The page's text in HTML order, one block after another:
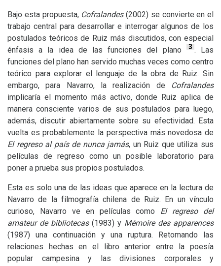
Bajo esta propuesta, Cofralandes (2002) se convierte en el
trabajo central para desarrollar e interrogar algunos de los
postulados teóricos de Ruiz más discutidos, con especial
énfasis a la idea de las funciones del plano
3 . Las
funciones del plano han servido muchas veces como centro
teórico para explorar el lenguaje de la obra de Ruiz. Sin
embargo, para Navarro, la realización de
Cofralandes
implicaría el momento más activo, donde Ruiz aplica de
manera consciente varios de sus postulados para luego,
además, discutir abiertamente sobre su efectividad. Esta
vuelta es probablemente la perspectiva más novedosa de
El regreso al país de nunca jamás, un Ruiz que utiliza sus
películas de regreso como un posible laboratorio para
poner a prueba sus propios postulados.
Esta es solo una de las ideas que aparece en la lectura de
Navarro de la filmografía chilena de Ruiz. En un vínculo
curioso, Navarro ve en películas como El regreso del
amateur de bibliotecas (1983) y Mémoire des apparences
(1987) una continuación y una ruptura. Retomando las
relaciones hechas en el libro anterior entre la poesía
popular campesina y las divisiones corporales y